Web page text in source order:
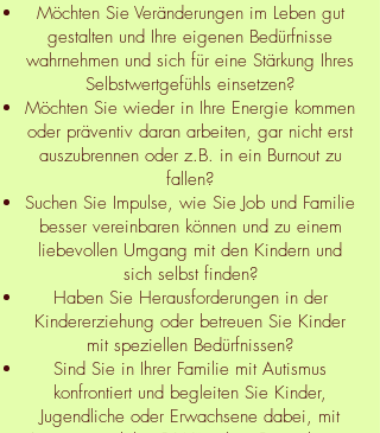
Möchten Sie Veränderungen im Leben gut
gestalten und Ihre eigenen Bedürfnisse
wahrnehmen und sich für eine Stärkung Ihres
Selbstwertgefühls einsetzen?
Möchten Sie wieder in Ihre Energie kommen
oder präventiv daran arbeiten, gar nicht erst
auszubrennen oder z.B. in ein Burnout zu
fallen?
Suchen Sie Impulse, wie Sie Job und Familie
besser vereinbaren können und zu einem
liebevollen Umgang mit den Kindern und
sich selbst finden?
Haben Sie Herausforderungen in der
Kindererziehung oder betreuen Sie Kinder
mit speziellen Bedürfnissen?
Sind Sie in Ihrer Familie mit Autismus
konfrontiert und begleiten Sie Kinder,
Jugendliche oder Erwachsene dabei, mit